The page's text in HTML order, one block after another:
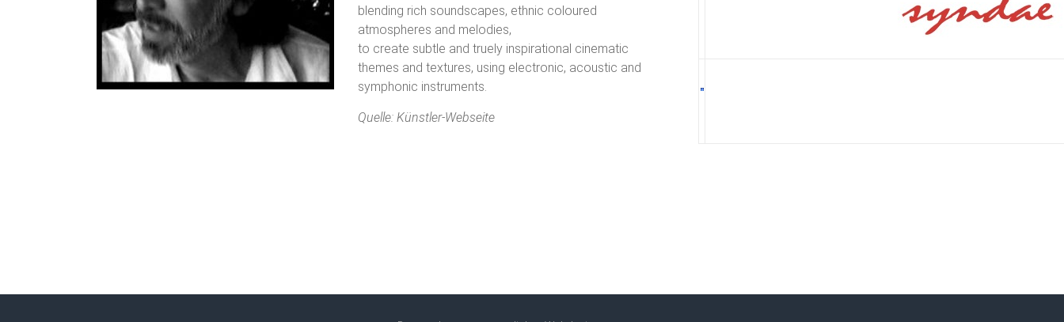
blending rich soundscapes, ethnic coloured
atmospheres and melodies,
to create subtle and truely inspirational cinematic
themes and textures, using electronic, acoustic and
symphonic instruments.
Quelle: Künstler-Webseite